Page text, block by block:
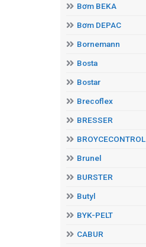
Bơm BEKA
Bơm DEPAC
Bornemann
Bosta
Bostar
Brecoflex
BRESSER
BROYCECONTROL
Brunel
BURSTER
Butyl
BYK-PELT
CABUR